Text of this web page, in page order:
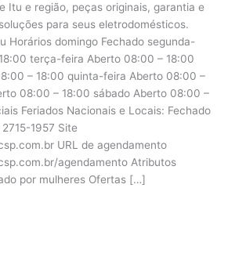
Itu e região, peças originais, garantia e
para seus eletrodomésticos.
Horários domingo Fechado segunda-
terça-feira Aberto 08:00 – 18:00
– 18:00 quinta-feira Aberto 08:00 –
08:00 – 18:00 sábado Aberto 08:00 –
Feriados Nacionais e Locais: Fechado
1957 Site
URL de agendamento
agendamento Atributos
por mulheres Ofertas […]